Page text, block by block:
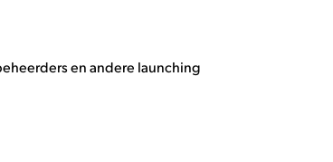
en andere launching